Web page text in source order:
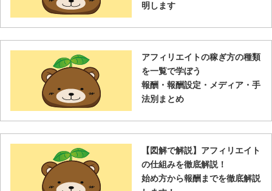
明します
アフィリエイトの稼ぎ方の種類
を一覧で学ぼう
報酬・報酬設定・メディア・手
法別まとめ
【図解で解説】アフィリエイト
の仕組みを徹底解説！
始め方から報酬までを徹底解説